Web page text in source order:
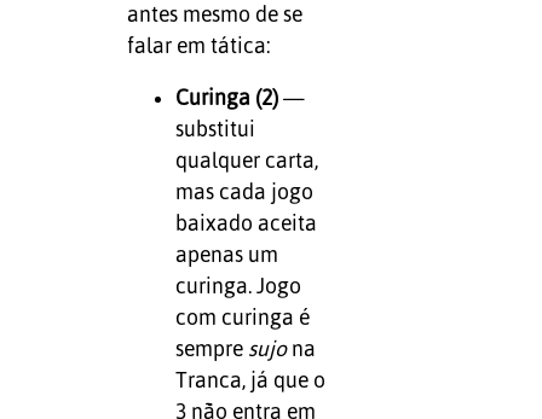
antes mesmo de se
falar em tática:
Curinga (2)—
substitui
qualquer carta,
mas cada jogo
baixado aceita
apenas um
curinga. Jogo
com curinga é
sempre sujona
Tranca, já que o
3 não entra em